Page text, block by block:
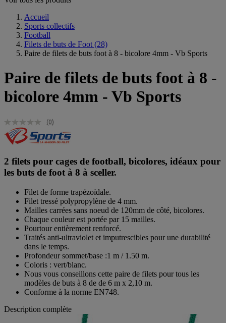
Accueil
Sports collectifs
Football
Filets de buts de Foot (28)
Paire de filets de buts foot à 8 - bicolore 4mm - Vb Sports
Paire de filets de buts foot à 8 -
bicolore 4mm - Vb Sports
(0)
2 filets pour cages de football, bicolores, idéaux pour
les buts de foot à 8 à sceller.
Filet de forme trapézoïdale.
Filet tressé polypropylène de 4 mm.
Mailles carrées sans noeud de 120mm de côté, bicolores.
Chaque couleur est portée par 15 mailles.
Pourtour entièrement renforcé.
Traités anti-ultraviolet et imputrescibles pour une durabilité
dans le temps.
Profondeur sommet/base :1 m / 1.50 m.
Coloris : vert/blanc.
Nous vous conseillons cette paire de filets pour tous les
modèles de buts à 8 de de 6 m x 2,10 m.
Conforme à la norme EN748.
Description complète